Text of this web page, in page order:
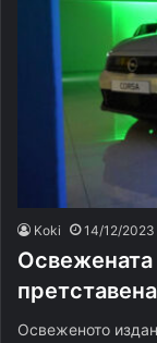
Koki 14/12/2023
Освежената
Освеженото